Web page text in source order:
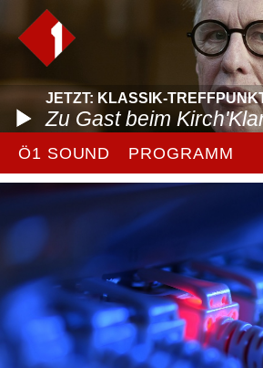
JETZT: KLASSIK-
Zu Gast beim
Ö1 SOUND PROGRAMM